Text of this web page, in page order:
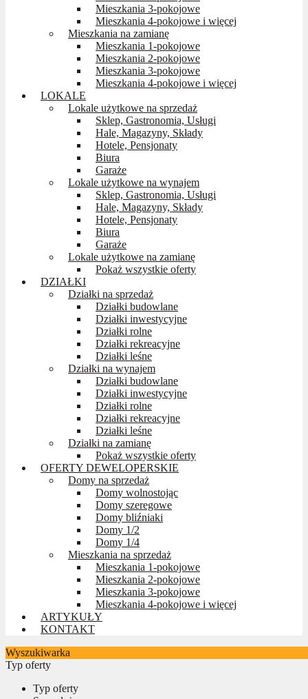
Mieszkania 3-pokojowe
Mieszkania 4-pokojowe i więcej
Mieszkania na zamianę
Mieszkania 1-pokojowe
Mieszkania 2-pokojowe
Mieszkania 3-pokojowe
Mieszkania 4-pokojowe i więcej
LOKALE
Lokale użytkowe na sprzedaż
Sklep, Gastronomia, Usługi
Hale, Magazyny, Składy
Hotele, Pensjonaty
Biura
Garaże
Lokale użytkowe na wynajem
Sklep, Gastronomia, Usługi
Hale, Magazyny, Składy
Hotele, Pensjonaty
Biura
Garaże
Lokale użytkowe na zamianę
Pokaż wszystkie oferty
DZIAŁKI
Działki na sprzedaż
Działki budowlane
Działki inwestycyjne
Działki rolne
Działki rekreacyjne
Działki leśne
Działki na wynajem
Działki budowlane
Działki inwestycyjne
Działki rolne
Działki rekreacyjne
Działki leśne
Działki na zamianę
Pokaż wszystkie oferty
OFERTY DEWELOPERSKIE
Domy na sprzedaż
Domy wolnostojąc
Domy szeregowe
Domy bliźniaki
Domy 1/2
Domy 1/4
Mieszkania na sprzedaż
Mieszkania 1-pokojowe
Mieszkania 2-pokojowe
Mieszkania 3-pokojowe
Mieszkania 4-pokojowe i więcej
ARTYKUŁY
KONTAKT
Wyszukiwarka
Typ oferty
Typ oferty